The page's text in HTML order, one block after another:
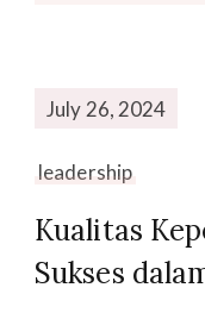
July 26, 2024
leadership
Kualitas
Sukses